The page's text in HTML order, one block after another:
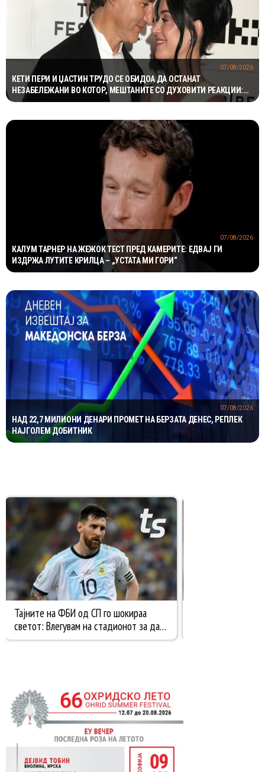
КЕТИ ПЕРИ И ЏАСТИН ТРУДО СЕ ОБИДОА ДА ОСТАНАТ
НЕЗАБЕЛЕЖАНИ ВО КОТОР, МЕШТАНИТЕ СО ДУХОВИТИ РЕАКЦИИ:
„НИКОЈ НЕ БИ ГИ ПРЕПОЗНАЛ“
07/08/2026
КАЛУМ ТАРНЕР НА ЖЕЖОК ТЕСТ ПРЕД КАМЕРИТЕ: ЕДВАЈ ГИ
ИЗДРЖА ЛУТИТЕ КРИЛЦА – „УСТАТА МИ ГОРИ“
07/08/2026
НАД 22,7 МИЛИОНИ ДЕНАРИ ПРОМЕТ НА БЕРЗАТА ДЕНЕС, РЕПЛЕК
НАЈГОЛЕМ ДОБИТНИК
07/08/2026